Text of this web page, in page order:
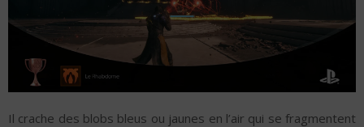
Il crache des blobs bleus ou jaunes en l’air qui se fragmentent